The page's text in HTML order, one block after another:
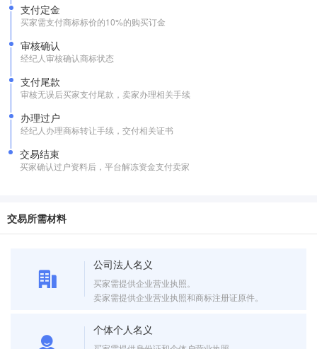
支付定金
买家需支付商标标价的10%的购买订金
审核确认
经纪人审核确认商标状态
支付尾款
审核无误后买家支付尾款，卖家办理相关手续
办理过户
经纪人办理商标转让手续，交付相关证书
交易结束
买家确认过户资料后，平台解冻资金支付卖家
交易所需材料
公司法人名义
买家需提供企业营业执照。
卖家需提供企业营业执照和商标注册证原件。
个体个人名义